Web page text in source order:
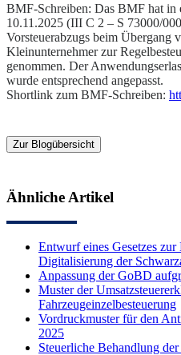
BMF-Schreiben: Das BMF hat in
10.11.2025 (III C 2 – S 73000/
Vorsteuerabzugs beim Übergang
Kleinunternehmer zur
genommen. Der
wurde entsprechend angepasst.
Shortlink zum BMF-Schreiben:
Zur Blogübersicht
Ähnliche Artikel
Entwurf eines Gesetzes
Digitalisierung der
Anpassung der GoBD
Muster der
Fahrzeugeinzelbesteuerung
Vordruckmuster für den
2025
Steuerliche Behandlung